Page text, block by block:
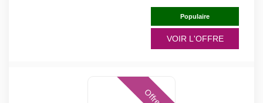
Populaire
VOIR L'OFFRE